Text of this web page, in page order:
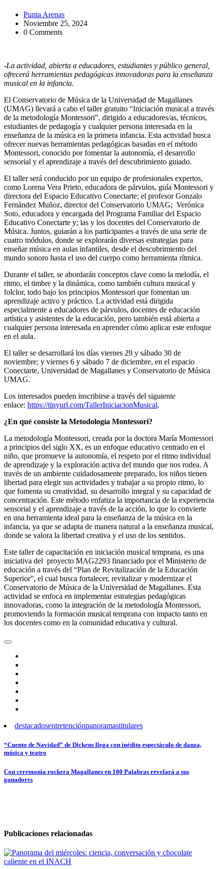
Punta Arenas
Noviembre 25, 2024
0 Comments
-La actividad, abierta a educadores, estudiantes y público general,
ofrecerá herramientas pedagógicas innovadoras para la enseñanza
musical en la infancia.
El Conservatorio de Música de la Universidad de Magallanes
(UMAG) llevará a cabo el taller gratuito “Iniciación musical a través
de la metodología Montessori”, dirigido a educadores/as, técnicos,
estudiantes de pedagogía y cualquier persona interesada en la
enseñanza de la música en la primera infancia. Esta actividad busca
ofrecer nuevas herramientas pedagógicas basadas en el método
Montessori, conocido por fomentar la autonomía, el desarrollo
sensorial y el aprendizaje a través del descubrimiento guiado.
El taller será conducido por un equipo de profesionales expertos,
como Lorena Vera Prieto, educadora de párvulos, guía Montessori y
directora del Espacio Educativo Conectarte; el profesor Gonzalo
Fernández Muñoz, director del Conservatorio UMAG; Verónica
Soto, educadora y encargada del Programa Familiar del Espacio
Educativo Conectarte y; las y los docentes del Conservatorio de
Música. Juntos, guiarán a los participantes a través de una serie de
cuatro módulos, donde se explorarán diversas estrategias para
enseñar música en aulas infantiles, desde el descubrimiento del
mundo sonoro hasta el uso del cuerpo como herramienta rítmica.
Durante el taller, se abordarán conceptos clave como la melodía, el
ritmo, el timbre y la dinámica, como también cultura musical y
folclor, todo bajo los principios Montessori que fomentan un
aprendizaje activo y práctico. La actividad está dirigida
especialmente a educadores de párvulos, docentes de educación
artística y asistentes de la educación, pero también está abierta a
cualquier persona interesada en aprender cómo aplicar este enfoque
en el aula.
El taller se desarrollará los días viernes 29 y sábado 30 de
noviembre; y viernes 6 y sábado 7 de diciembre, en el espacio
Conectarte, Universidad de Magallanes y Conservatorio de Música
UMAG.
Los interesados pueden inscribirse a través del siguiente
enlace: https://tinyurl.com/TallerIniciacionMusical.
¿En qué consiste la Metodología Montessori?
La metodología Montessori, creada por la doctora María Montessori
a principios del siglo XX, es un enfoque educativo centrado en el
niño, que promueve la autonomía, el respeto por el ritmo individual
de aprendizaje y la exploración activa del mundo que nos rodea. A
través de un ambiente cuidadosamente preparado, los niños tienen
libertad para elegir sus actividades y trabajar a su propio ritmo, lo
que fomenta su creatividad, su desarrollo integral y su capacidad de
concentración. Este método enfatiza la importancia de la experiencia
sensorial y el aprendizaje a través de la acción, lo que lo convierte
en una herramienta ideal para la enseñanza de la música en la
infancia, ya que se adapta de manera natural a la enseñanza musical,
donde se valora la libertad creativa y el uso de los sentidos.
Este taller de capacitación en iniciación musical temprana, es una
iniciativa del proyecto MAG2293 financiado por el Ministerio de
educación a través del “Plan de Revitalización de la Educación
Superior”, el cual busca fortalecer, revitalizar y modernizar el
Conservatorio de Música de la Universidad de Magallanes. Esta
actividad se enfoca en implementar estrategias pedagógicas
innovadoras, como la integración de la metodología Montessori,
promoviendo la formación musical temprana con impacto tanto en
los docentes como en la comunidad educativa y cultural.
destacadosentretenciónpanoramastitulares
Navegación
entradas
“Cuento de Navidad” de Dickens llega con inédito espectáculo de danza,
música y teatro
Con ceremonia rockera Magallanes en 100 Palabras revelará a sus
ganadores
Publicaciones relacionadas